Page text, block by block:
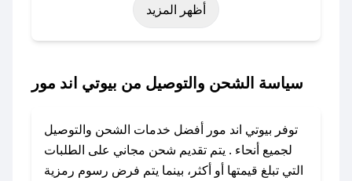
رمضان، اليوم الوطني، يوم التأسيس، أو حتى عروض
باستخدام تطبيق صحصح، يمكنك العثور بسهولة على
الكوبون، تواصل معنا عبر تويتر أو البريد الإلكتروني
لإضافته بسرعة.
أظهر المزيد
سياسة الشحن والتوصيل من بيوتي اند مور
توفر بيوتي اند مور أفضل خدمات الشحن والتوصيل
لجميع أنحاء . يتم تقديم شحن مجاني على الطلبات
التي تبلغ قيمتها أو أكثر، بينما يتم فرض رسوم رمزية